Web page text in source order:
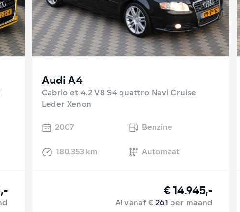
Audi A4
Cabriolet 4.2 V8 S4 quattro Navi Cruise
Leder Xenon
2007
Benzine
180.353 km Automaat
€ 14.945,-
Al vanaf €261 per maand